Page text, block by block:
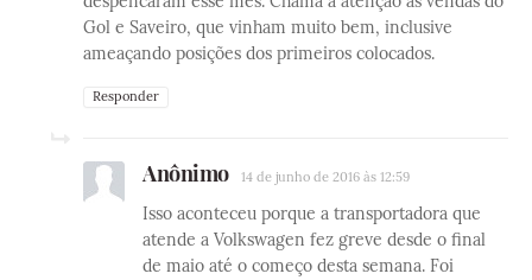
Gol e Saveiro, que vinham muito bem, inclusive
ameaçando posições dos primeiros colocados.
Responder
Anônimo 14 de junho de 2016 às 12:59
Isso aconteceu porque a transportadora que
atende a Volkswagen fez greve desde o final
de maio até o começo desta semana. Foi